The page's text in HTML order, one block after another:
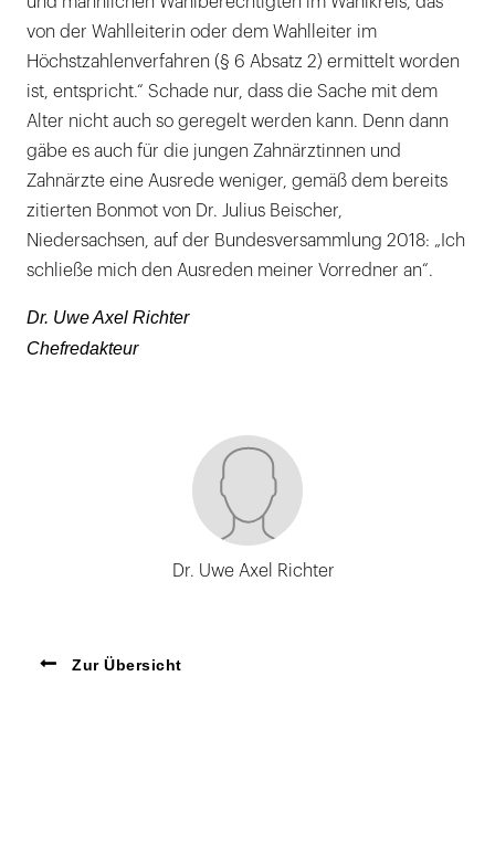
von der Wahlleiterin oder dem Wahlleiter im
Höchstzahlenverfahren (§ 6 Absatz 2) ermittelt worden
ist, entspricht.“ Schade nur, dass die Sache mit dem
Alter nicht auch so geregelt werden kann. Denn dann
gäbe es auch für die jungen Zahnärztinnen und
Zahnärzte eine Ausrede weniger, gemäß dem bereits
zitierten Bonmot von Dr. Julius Beischer,
Niedersachsen, auf der Bundesversammlung 2018: „Ich
schließe mich den Ausreden meiner Vorredner an“.
Dr. Uwe Axel Richter
Chefredakteur
Dr. Uwe Axel Richter
Zur Übersicht